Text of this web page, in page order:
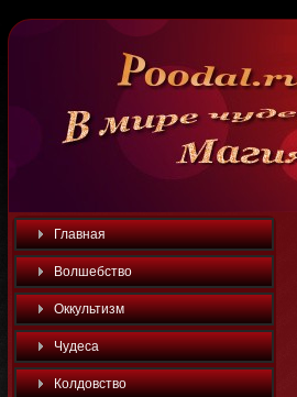
Главная
Волшебство
Оккультизм
Чудеса
Колдовство